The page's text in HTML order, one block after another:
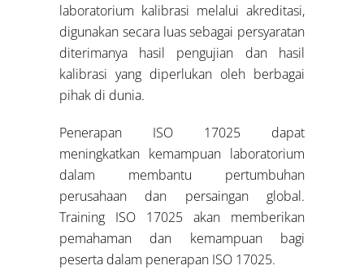
laboratorium kalibrasi melalui akreditasi,
digunakan secara luas sebagai persyaratan
diterimanya hasil pengujian dan hasil
kalibrasi yang diperlukan oleh berbagai
pihak di dunia.
Penerapan ISO 17025 dapat
meningkatkan kemampuan laboratorium
dalam membantu pertumbuhan
perusahaan dan persaingan global.
Training ISO 17025 akan memberikan
pemahaman dan kemampuan bagi
peserta dalam penerapan ISO 17025.